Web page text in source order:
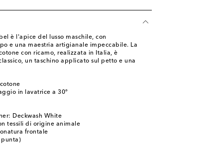
è l'apice del lusso maschile, con
e una maestria artigianale impeccabile. La
con ricamo, realizzata in Italia, è
un taschino applicato sul petto e una
in lavatrice a 30°
Deckwash White
tessili di origine animale
frontale
punta)